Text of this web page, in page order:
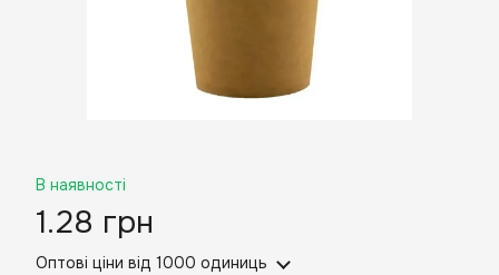
В наявності
1.28 грн
Оптові ціни від 1000 одиниць